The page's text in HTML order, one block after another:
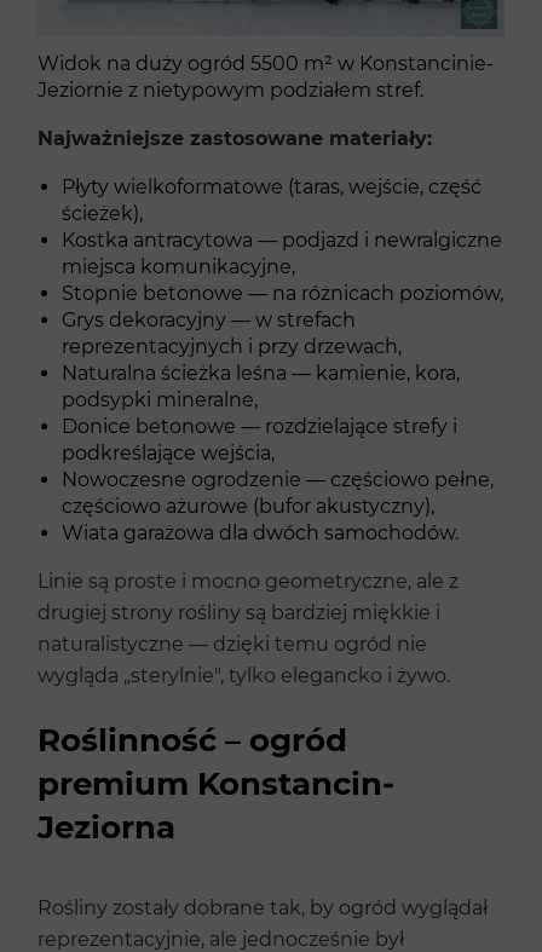
Widok na duży ogród 5500 m² w Konstancinie-
Jeziornie z nietypowym podziałem stref.
Najważniejsze zastosowane materiały:
Płyty wielkoformatowe (taras, wejście, część
ścieżek),
Kostka antracytowa — podjazd i newralgiczne
miejsca komunikacyjne,
Stopnie betonowe — na różnicach poziomów,
Grys dekoracyjny — w strefach
reprezentacyjnych i przy drzewach,
Naturalna ścieżka leśna — kamienie, kora,
podsypki mineralne,
Donice betonowe — rozdzielające strefy i
podkreślające wejścia,
Nowoczesne ogrodzenie — częściowo pełne,
częściowo ażurowe (bufor akustyczny),
Wiata garażowa dla dwóch samochodów.
Linie są proste i mocno geometryczne, ale z
drugiej strony rośliny są bardziej miękkie i
naturalistyczne — dzięki temu ogród nie
wygląda „sterylnie", tylko elegancko i żywo.
Roślinność – ogród
premium Konstancin-
Jeziorna
Rośliny zostały dobrane tak, by ogród wyglądał
reprezentacyjnie, ale jednocześnie był